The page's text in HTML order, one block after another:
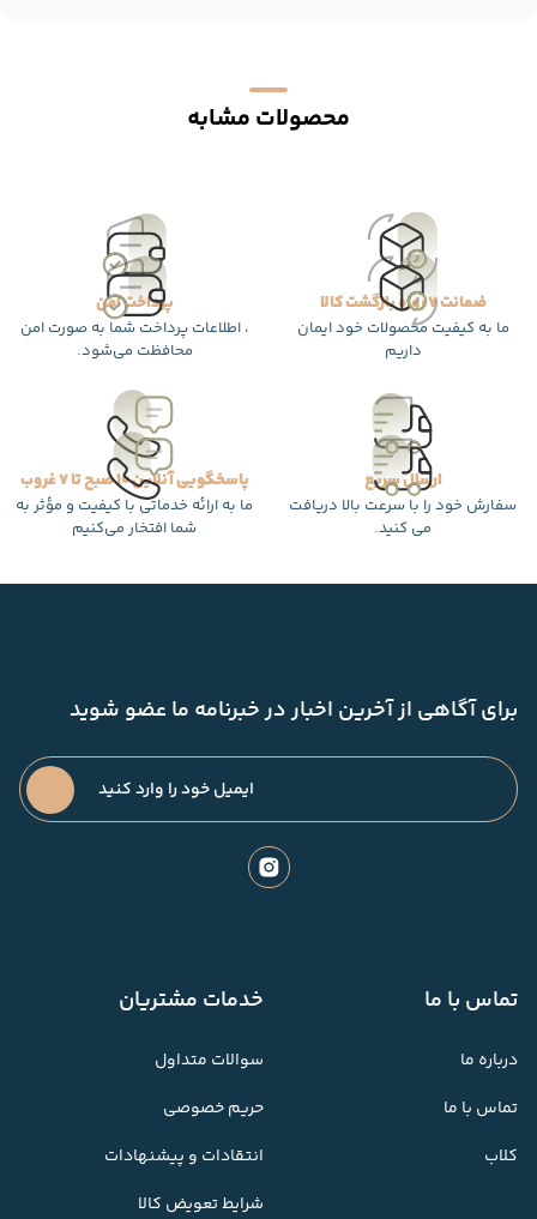
محصولات مشابه
ضمانت 7 روزه بازگشت کالا
ما به کیفیت محصولات خود ایمان
داریم
پرداخت امن
، اطلاعات پرداخت شما به صورت امن
محافظت می‌شود.
ارسال سریع
سفارش خود را با سرعت بالا دریافت
می کنید.
پاسخگویی آنلاین 10 صبح تا 7 غروب
ما به ارائه خدماتی با کیفیت و مؤثر به
شما افتخار می‌کنیم
برای آگاهی از آخرین اخبار در خبرنامه ما عضو شوید
تماس با ما
درباره ما
تماس با ما
کلاب
خدمات مشتریان
سوالات متداول
حریم خصوصی
انتقادات و پیشنهادات
شرایط تعویض کالا